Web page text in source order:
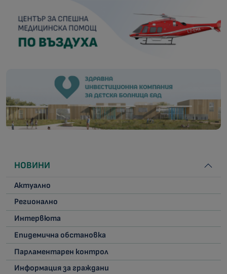
НОВИНИ
Актуално
Регионално
Интервюта
Епидемична обстановка
Парламентарен контрол
Информация за граждани